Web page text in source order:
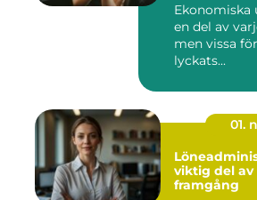
Ekonomiska
en del av
men vissa
lyckats...
01.
viktig del
framgång